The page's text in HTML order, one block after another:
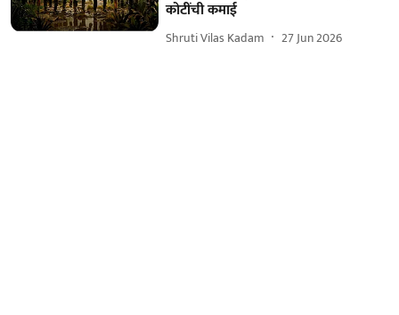
कोटींची कमाई
Shruti Vilas Kadam 27 Jun 2026